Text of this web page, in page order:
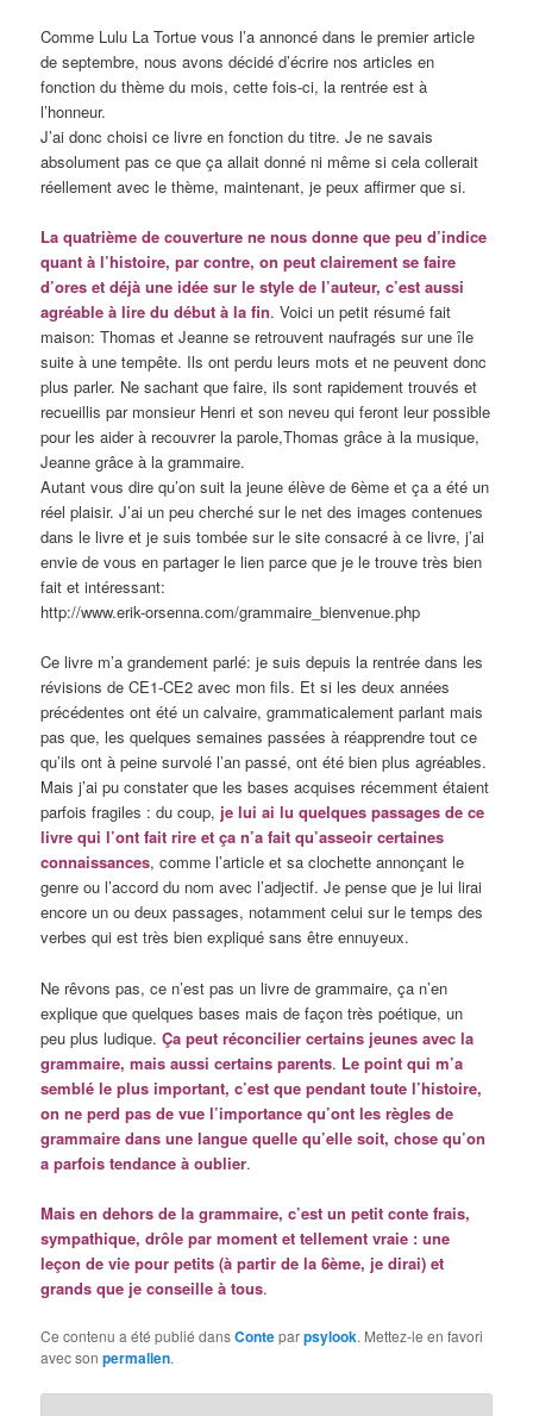
Comme Lulu La Tortue vous l’a annoncé dans le premier article
de septembre, nous avons décidé d’écrire nos articles en
fonction du thème du mois, cette fois-ci, la rentrée est à
l’honneur.
J’ai donc choisi ce livre en fonction du titre. Je ne savais
absolument pas ce que ça allait donné ni même si cela collerait
réellement avec le thème, maintenant, je peux affirmer que si.
La quatrième de couverture ne nous donne que peu d’indice
quant à l’histoire, par contre, on peut clairement se faire
d’ores et déjà une idée sur le style de l’auteur, c’est aussi
agréable à lire du début à la fin. Voici un petit résumé fait
maison: Thomas et Jeanne se retrouvent naufragés sur une île
suite à une tempête. Ils ont perdu leurs mots et ne peuvent donc
plus parler. Ne sachant que faire, ils sont rapidement trouvés et
recueillis par monsieur Henri et son neveu qui feront leur possible
pour les aider à recouvrer la parole,Thomas grâce à la musique,
Jeanne grâce à la grammaire.
Autant vous dire qu’on suit la jeune élève de 6ème et ça a été un
réel plaisir. J’ai un peu cherché sur le net des images contenues
dans le livre et je suis tombée sur le site consacré à ce livre, j’ai
envie de vous en partager le lien parce que je le trouve très bien
fait et intéressant:
http://www.erik-orsenna.com/grammaire_bienvenue.php
Ce livre m’a grandement parlé: je suis depuis la rentrée dans les
révisions de CE1-CE2 avec mon fils. Et si les deux années
précédentes ont été un calvaire, grammaticalement parlant mais
pas que, les quelques semaines passées à réapprendre tout ce
qu’ils ont à peine survolé l’an passé, ont été bien plus agréables.
Mais j’ai pu constater que les bases acquises récemment étaient
parfois fragiles : du coup, je lui ai lu quelques passages de ce
livre qui l’ont fait rire et ça n’a fait qu’asseoir certaines
connaissances, comme l’article et sa clochette annonçant le
genre ou l’accord du nom avec l’adjectif. Je pense que je lui lirai
encore un ou deux passages, notamment celui sur le temps des
verbes qui est très bien expliqué sans être ennuyeux.
Ne rêvons pas, ce n’est pas un livre de grammaire, ça n’en
explique que quelques bases mais de façon très poétique, un
peu plus ludique.Ça peut réconcilier certains jeunes avec la
grammaire, mais aussi certains parents. Le point qui m’a
semblé le plus important, c’est que pendant toute l’histoire,
on ne perd pas de vue l’importance qu’ont les règles de
grammaire dans une langue quelle qu’elle soit, chose qu’on
a parfois tendance à oublier.
Mais en dehors de la grammaire, c’est un petit conte frais,
sympathique, drôle par moment et tellement vraie : une
leçon de vie pour petits (à partir de la 6ème, je dirai) et
grands que je conseille à tous.
Ce contenu a été publié dansConteparpsylook. Mettez-le en favori
avec sonpermalien.